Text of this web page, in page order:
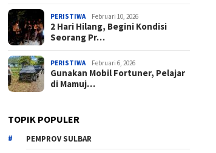
PERISTIWA Februari 10, 2026
2 Hari Hilang, Begini Kondisi
Seorang Pr…
PERISTIWA Februari 6, 2026
Gunakan Mobil Fortuner, Pelajar
di Mamuj…
TOPIK POPULER
PEMPROV SULBAR